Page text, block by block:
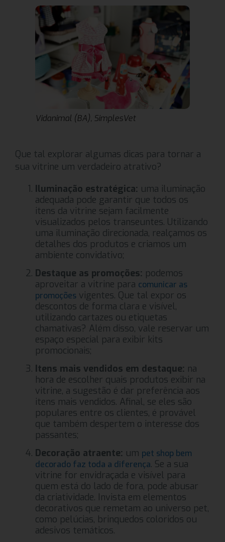
Vidanimal (BA), SimplesVet
Que tal explorar algumas dicas para tornar a
sua vitrine um verdadeiro atrativo?
Iluminação estratégica: uma iluminação
adequada pode garantir que todos os
itens da vitrine sejam facilmente
visualizados pelos transeuntes. Utilizando
uma iluminação direcionada, realçamos os
detalhes dos produtos e criamos um
ambiente convidativo;
Destaque as promoções: podemos
aproveitar a vitrine para comunicar as
promoções vigentes. Que tal expor os
descontos de forma clara e visível,
utilizando cartazes ou etiquetas
chamativas? Além disso, vale reservar um
espaço especial para exibir kits
promocionais;
Itens mais vendidos em destaque: na
hora de escolher quais produtos exibir na
vitrine, a sugestão é dar preferência aos
itens mais vendidos. Afinal, se eles são
populares entre os clientes, é provável
que também despertem o interesse dos
passantes;
Decoração atraente: um pet shop bem
decorado faz toda a diferença. Se a sua
vitrine for envidraçada e visível para
quem está do lado de fora, pode abusar
da criatividade. Invista em elementos
decorativos que remetam ao universo pet,
como pelúcias, brinquedos coloridos ou
adesivos temáticos.